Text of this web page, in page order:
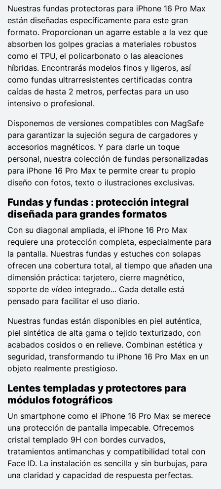
Nuestras fundas protectoras para iPhone 16 Pro Max
están diseñadas específicamente para este gran
formato. Proporcionan un agarre estable a la vez que
absorben los golpes gracias a materiales robustos
como el TPU, el policarbonato o las aleaciones
híbridas. Encontrarás modelos finos y ligeros, así
como fundas ultrarresistentes certificadas contra
caídas de hasta 2 metros, perfectas para un uso
intensivo o profesional.
Disponemos de versiones compatibles con MagSafe
para garantizar la sujeción segura de cargadores y
accesorios magnéticos. Y para darle un toque
personal, nuestra colección de fundas personalizadas
para iPhone 16 Pro Max te permite crear tu propio
diseño con fotos, texto o ilustraciones exclusivas.
Fundas y fundas : protección integral
diseñada para grandes formatos
Con su diagonal ampliada, el iPhone 16 Pro Max
requiere una protección completa, especialmente para
la pantalla. Nuestras fundas y estuches con solapas
ofrecen una cobertura total, al tiempo que añaden una
dimensión práctica: tarjetero, cierre magnético,
soporte de vídeo integrado... Cada detalle está
pensado para facilitar el uso diario.
Nuestras fundas están disponibles en piel auténtica,
piel sintética de alta gama o tejido texturizado, con
acabados cosidos o en relieve. Combinan estética y
seguridad, transformando tu iPhone 16 Pro Max en un
objeto realmente prestigioso.
Lentes templadas y protectores para
módulos fotográficos
Un smartphone como el iPhone 16 Pro Max se merece
una protección de pantalla impecable. Ofrecemos
cristal templado 9H con bordes curvados,
tratamientos antimanchas y compatibilidad total con
Face ID. La instalación es sencilla y sin burbujas, para
una claridad y capacidad de respuesta perfectas.